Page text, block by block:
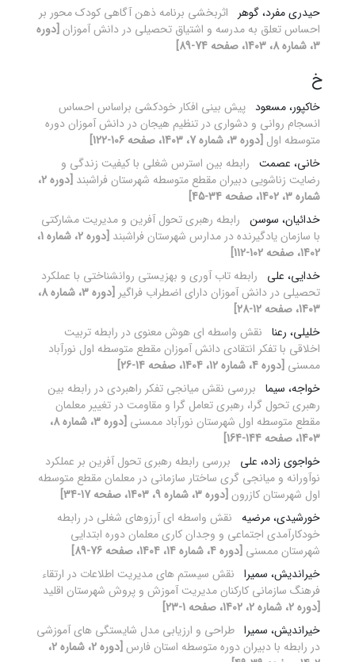
حیدری مفرد، گوهر
اثربخشی برنامه ذهن‏ آگاهی کودک محور بر
احساس تعلق به مدرسه و اشتیاق تحصیلی در دانش ‏آموزان [دوره
3، شماره 8، 1403، صفحه 74-89]
خ
خاکپور، مسعود پیش ‏بینی افکار خودکشی براساس احساس
انسجام روانی و دشواری در تنظیم هیجان در دانش ‏آموزان دوره
متوسطه اول [دوره 3، شماره 7، 1403، صفحه 106-122]
خانی، عصمت رابطه بین استرس شغلی با کیفیت زندگی و
رضایت زناشویی دبیران مقطع متوسطه شهرستان فراشبند
[دوره 2،
شماره 3، 1402، صفحه 34-45]
خدائیان، سوسن رابطه رهبری تحول آفرین و مدیریت مشارکتی
با سازمان یادگیرنده در مدارس شهرستان فراشبند
[دوره 2، شماره 1،
1402، صفحه 102-112]
خدایی، علی
رابطه تاب‏ آوری و بهزیستی روانشناختی با عملکرد
تحصیلی در دانش ‏آموزان دارای اضطراب فراگیر
[دوره 3، شماره 8،
1403، صفحه 12-28]
خلیلی، رعنا نقش واسطه ای هوش معنوی در رابطه تربیت
اخلاقی با تفکر انتقادی دانش آموزان مقطع متوسطه اول نورآباد
ممسنی [دوره 4، شماره 12، 1404، صفحه 14-26]
خواجه، سیما بررسی نقش میانجی تفکر راهبردی در رابطه بین
رهبری تحول گرا، رهبری تعامل گرا و مقاومت در تغییر معلمان
مقطع متوسطه اول شهرستان نورآباد ممسنی
[دوره 3، شماره 8،
1403، صفحه 144-164]
خواجوی زاده، علی
بررسی رابطه رهبری تحول آفرین بر عملکرد
نوآورانه و میانجی گری ساختار سازمانی در معلمان مقطع متوسطه
اول شهرستان کازرون [دوره 3، شماره 9، 1403، صفحه 17-34]
خورشیدی، مرضیه نقش واسطه ای آرزوهای شغلی در رابطه
خودکارآمدی اجتماعی و وجدان کاری معلمان دوره ابتدایی
شهرستان ممسنی [دوره 4، شماره 14، 1404، صفحه 76-89]
خیراندیش، سمیرا نقش سیستم های مدیریت اطلاعات در ارتقاء
فرهنگ سازمانی کارکنان مدیریت آموزش و پروش شهرستان اقلید
[دوره 2، شماره 2، 1402، صفحه 1-23]
خیراندیش، سمیرا طراحی و ارزیابی مدل شایستگی های آموزشی
در رابطه با دبیران دوره متوسطه استان فارس
[دوره 2، شماره 2،